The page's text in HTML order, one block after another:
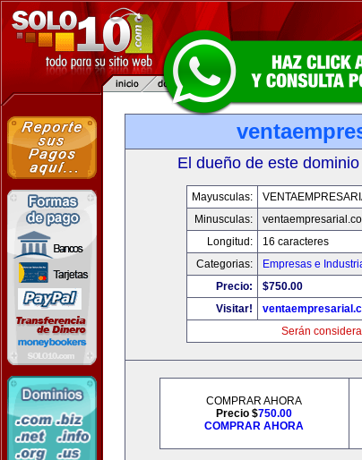
El dueño de este
Mayusculas:
Minusculas:
Longitud:
16 caracteres
Categorias:
Empresas e
Precio:
$750.00
Visitar!
Serán
COMPRAR AHORA
Precio $750.00
COMPRAR AHORA